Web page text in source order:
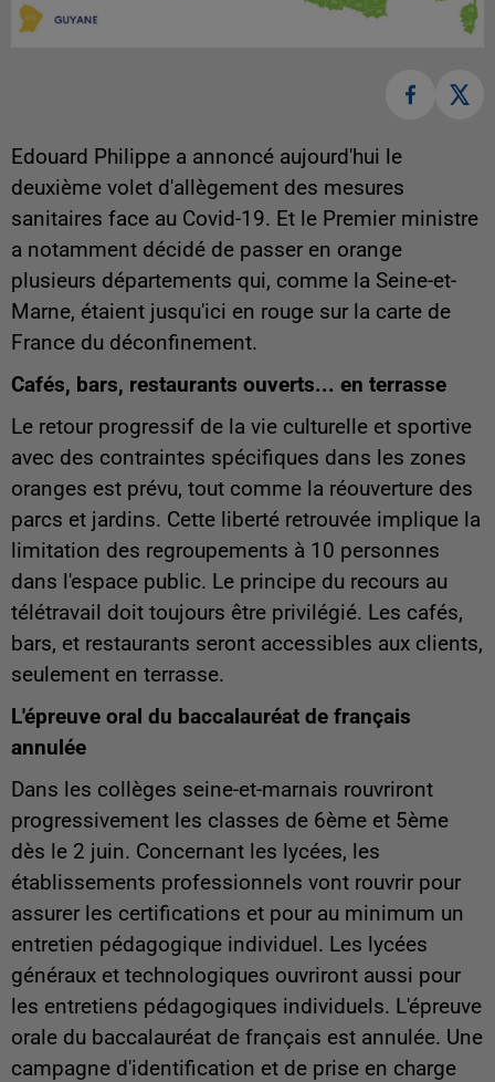
Edouard Philippe a annoncé aujourd'hui le
deuxième volet d'allègement des mesures
sanitaires face au Covid-19. Et le Premier ministre
a notamment décidé de passer en orange
plusieurs départements qui, comme la Seine-et-
Marne, étaient jusqu'ici en rouge sur la carte de
France du déconfinement.
Cafés, bars, restaurants ouverts... en terrasse
Le retour progressif de la vie culturelle et sportive
avec des contraintes spécifiques dans les zones
oranges est prévu, tout comme la réouverture des
parcs et jardins. Cette liberté retrouvée implique la
limitation des regroupements à 10 personnes
dans l'espace public. Le principe du recours au
télétravail doit toujours être privilégié. Les cafés,
bars, et restaurants seront accessibles aux clients,
seulement en terrasse.
L'épreuve oral du baccalauréat de français
annulée
Dans les collèges seine-et-marnais rouvriront
progressivement les classes de 6ème et 5ème
dès le 2 juin. Concernant les lycées, les
établissements professionnels vont rouvrir pour
assurer les certifications et pour au minimum un
entretien pédagogique individuel. Les lycées
généraux et technologiques ouvriront aussi pour
les entretiens pédagogiques individuels. L'épreuve
orale du baccalauréat de français est annulée. Une
campagne d'identification et de prise en charge